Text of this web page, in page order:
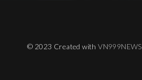
© 2023 Created withVN999NEWS